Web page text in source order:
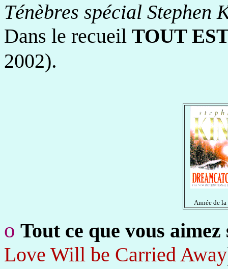
Ténèbres spécial Stephen
Dans le recueil TOUT
2002).
Année de la
o Tout ce que vous
Love Will be Carried Away